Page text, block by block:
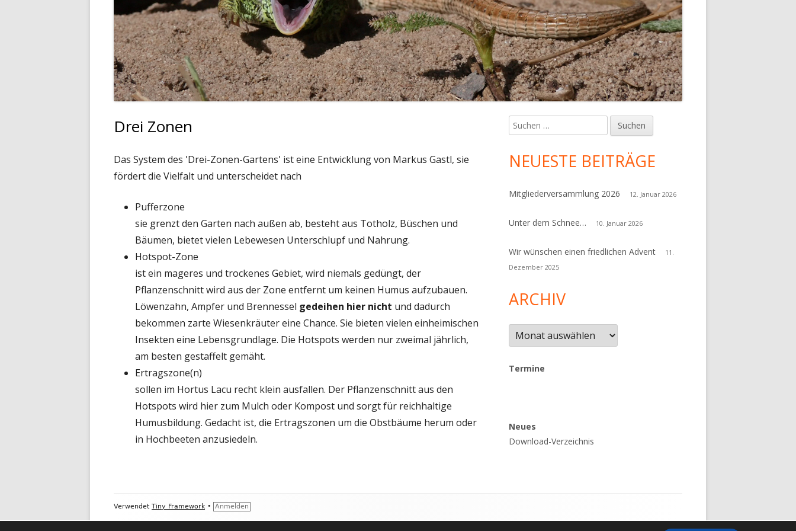
AMPHIBIENKELLER
KÄFERKELLER
SONNENRONDELL
TROCKENMAUER
HÜGELBEET
INSEKTENNISTHILFEN
KÄFERKELLER
KRÄUTERSPIRALE
STEINPYRAMIDE
KONTAKT UND LAGEPLAN
Drei Zonen
Das System des 'Drei-Zonen-Gartens' ist eine Entwicklung von Markus Gastl, sie
fördert die Vielfalt und unterscheidet nach
Pufferzone
sie grenzt den Garten nach außen ab, besteht aus Totholz, Büschen und
Bäumen, bietet vielen Lebewesen Unterschlupf und Nahrung.
Hotspot-Zone
ist ein mageres und trockenes Gebiet, wird niemals gedüngt, der
Pflanzenschnitt wird aus der Zone entfernt um keinen Humus aufzubauen.
Löwenzahn, Ampfer und Brennessel gedeihen hier nicht und dadurch
bekommen zarte Wiesenkräuter eine Chance. Sie bieten vielen einheimischen
Insekten eine Lebensgrundlage. Die Hotspots werden nur zweimal jährlich,
am besten gestaffelt gemäht.
Ertragszone(n)
sollen im Hortus Lacu recht klein ausfallen. Der Pflanzenschnitt aus den
Hotspots wird hier zum Mulch oder Kompost und sorgt für reichhaltige
Humusbildung. Gedacht ist, die Ertragszonen um die Obstbäume herum oder
in Hochbeeten anzusiedeln.
Haupt-
Seitenleiste
Suchen
nach:
NEUESTE BEITRÄGE
Mitgliederversammlung 2026 12. Januar 2026
Unter dem Schnee… 10. Januar 2026
Wir wünschen einen friedlichen Advent
11.
Dezember 2025
ARCHIV
Archiv
Termine
Neues
Download-Verzeichnis
Footer
Inhalt
Verwendet Tiny Framework • Anmelden